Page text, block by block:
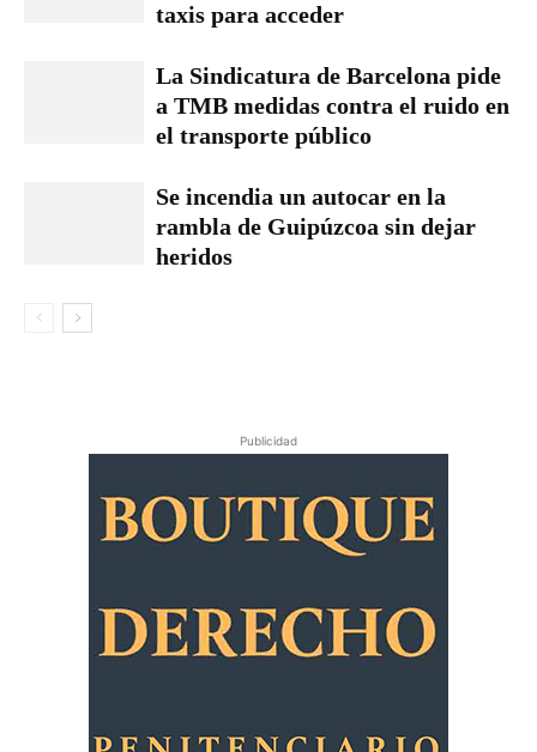
taxis para acceder
La Sindicatura de Barcelona pide
a TMB medidas contra el ruido en
el transporte público
Se incendia un autocar en la
rambla de Guipúzcoa sin dejar
heridos
Publicidad